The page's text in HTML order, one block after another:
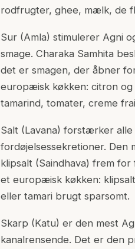
rodfrugter, ghee, mælk, de
Sur (Amla) stimulerer Agni
smage. Charaka Samhita
det er smagen, der åbner
europæisk køkken: citron
tamarind, tomater, creme
Salt (Lavana) forstærker
fordøjelsessekretioner. Den
klipsalt (Saindhava) frem
et europæisk køkken:
eller tamari brugt sparsomt.
Skarp (Katu) er den mest
kanalrensende. Det er den